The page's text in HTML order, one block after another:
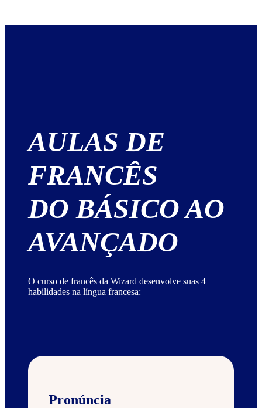
AULAS DE
FRANCÊS
DO BÁSICO AO
AVANÇADO
O curso de francês da Wizard desenvolve suas 4
habilidades na língua francesa:
Pronúncia